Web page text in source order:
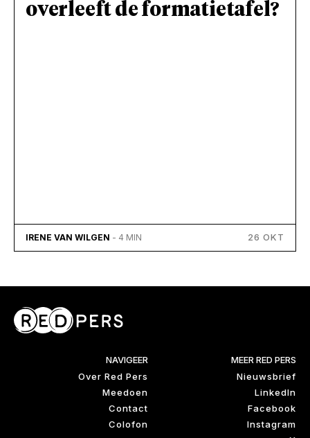
overleeft de formatietafel?
IRENE VAN WILGEN - 4 MIN 26 OKT
NAVIGEER
Over Red Pers
Meedoen
Contact
Colofon
MEER RED PERS
Nieuwsbrief
LinkedIn
Facebook
Instagram